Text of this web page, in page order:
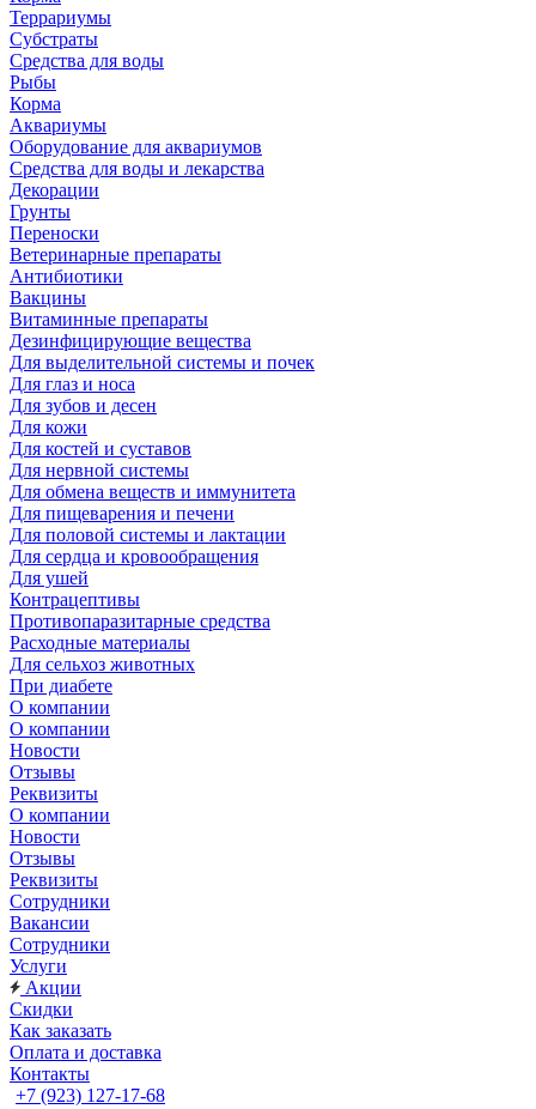
Террариумы
Субстраты
Средства для воды
Рыбы
Корма
Аквариумы
Оборудование для аквариумов
Средства для воды и лекарства
Декорации
Грунты
Переноски
Ветеринарные препараты
Антибиотики
Вакцины
Витаминные препараты
Дезинфицирующие вещества
Для выделительной системы и почек
Для глаз и носа
Для зубов и десен
Для кожи
Для костей и суставов
Для нервной системы
Для обмена веществ и иммунитета
Для пищеварения и печени
Для половой системы и лактации
Для сердца и кровообращения
Для ушей
Контрацептивы
Противопаразитарные средства
Расходные материалы
Для сельхоз животных
При диабете
О компании
О компании
Новости
Отзывы
Реквизиты
О компании
Новости
Отзывы
Реквизиты
Сотрудники
Вакансии
Сотрудники
Услуги
Акции
Скидки
Как заказать
Оплата и доставка
Контакты
+7 (923) 127-17-68